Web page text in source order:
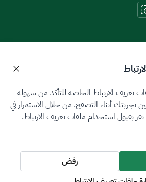
خريطة الموقع
الزكاة والضريبة والجمارك
تعريف الارتباط الخاصة للتأكد من سهولة
أثناء التصفح. من خلال الاستمرار في
بقبول استخدام ملفات تعريف الارتباط.
رفض